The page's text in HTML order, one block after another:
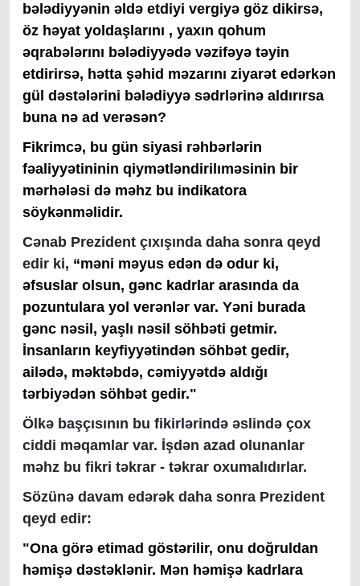
bələdiyyənin əldə etdiyi vergiyə göz dikirsə,
öz həyat yoldaşlarını , yaxın qohum
əqrabələrını bələdiyyədə vəzifəyə təyin
etdirirsə, hətta şəhid məzarını ziyarət edərkən
gül dəstələrini bələdiyyə sədrlərinə aldırırsa
buna nə ad verəsən?
Fikrimcə, bu gün siyasi rəhbərlərin
fəaliyyətininin qiymətləndirilıməsinin bir
mərhələsi də məhz bu indikatora
söykənməlidir.
Cənab Prezident çıxışında daha sonra qeyd
edir ki, “məni məyus edən də odur ki,
əfsuslar olsun, gənc kadrlar arasında da
pozuntulara yol verənlər var. Yəni burada
gənc nəsil, yaşlı nəsil söhbəti getmir.
İnsanların keyfiyyətindən söhbət gedir,
ailədə, məktəbdə, cəmiyyətdə aldığı
tərbiyədən söhbət gedir."
Ölkə başçısının bu fikirlərində əslində çox
ciddi məqamlar var. İşdən azad olunanlar
məhz bu fikri təkrar - təkrar oxumalıdırlar.
Sözünə davam edərək daha sonra Prezident
qeyd edir:
"Ona görə etimad göstərilir, onu doğruldan
həmişə dəstəklənir. Mən həmişə kadrlara